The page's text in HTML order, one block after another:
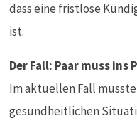
dass eine fristlose
ist.
Der Fall: Paar muss ins
Im aktuellen Fall
gesundheitlichen